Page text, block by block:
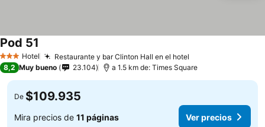
3 Estrellas
Hotel Restaurante y bar Clinton Hall en el hotel
Pod 51
8,2 Muy bueno 23.104 a 1.5 km de: Times Square
De $109.935
Mira precios de 11 páginas Ver precios